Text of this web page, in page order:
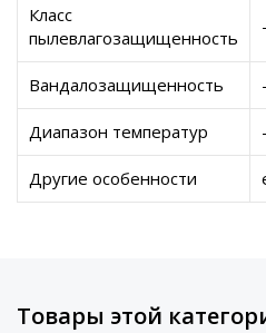
Класс
пылевлагозащищенность
Вандалозащищенность
Диапазон температур
Другие особенности
Товары этой